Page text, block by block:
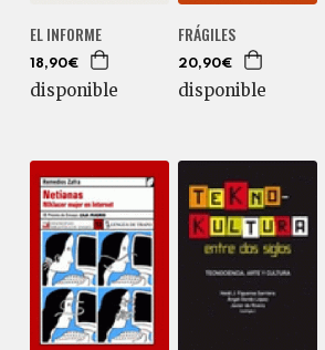
EL INFORME
18,90€
disponible
FRÁGILES
20,90€
disponible